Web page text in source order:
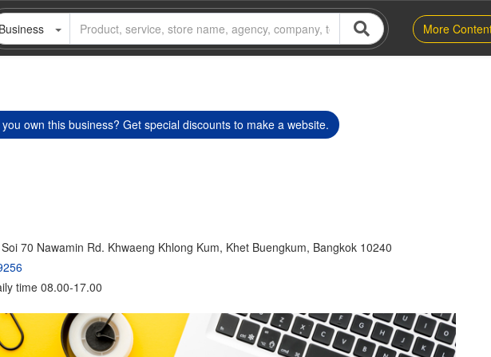
Business More
you own this business? Get special discounts to make a website.
70 Nawamin Rd. Khwaeng Khlong Kum, Khet Buengkum, Bangkok 10240
time 08.00-17.00